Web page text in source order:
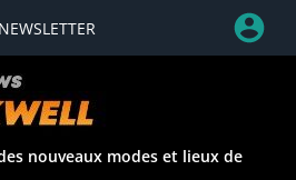
NEWSLETTER
nouveaux modes et lieux de